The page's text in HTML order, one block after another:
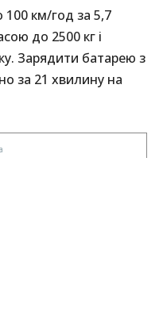
100 км/год за 5,7
до 2500 кг і
Зарядити батарею з
за 21 хвилину на